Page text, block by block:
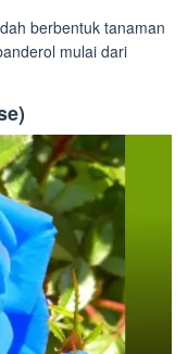
berbentuk tanaman
mulai dari